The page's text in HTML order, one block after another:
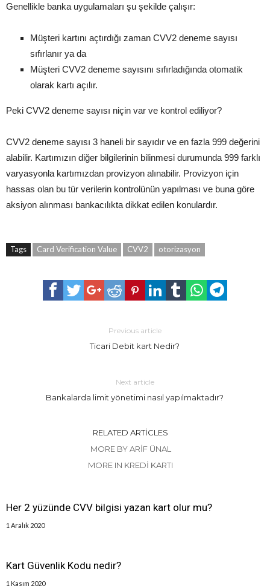
Genellikle banka uygulamaları şu şekilde çalışır:
Müşteri kartını açtırdığı zaman CVV2 deneme sayısı
sıfırlanır ya da
Müşteri CVV2 deneme sayısını sıfırladığında otomatik
olarak kartı açılır.
Peki CVV2 deneme sayısı niçin var ve kontrol ediliyor?
CVV2 deneme sayısı 3 haneli bir sayıdır ve en fazla 999 değerini
alabilir. Kartımızın diğer bilgilerinin bilinmesi durumunda 999 farklı
varyasyonla kartımızdan provizyon alınabilir. Provizyon için
hassas olan bu tür verilerin kontrolünün yapılması ve buna göre
aksiyon alınması bankacılıkta dikkat edilen konulardır.
Tags Card Verification Value CVV2 otorizasyon
Previous article
Ticari Debit kart Nedir?
Next article
Bankalarda limit yönetimi nasıl yapılmaktadır?
RELATED ARTICLES
MORE BY ARIF ÜNAL
MORE IN KREDI KARTI
Her 2 yüzünde CVV bilgisi yazan kart olur mu?
1 Aralık 2020
Kart Güvenlik Kodu nedir?
1 Kasım 2020